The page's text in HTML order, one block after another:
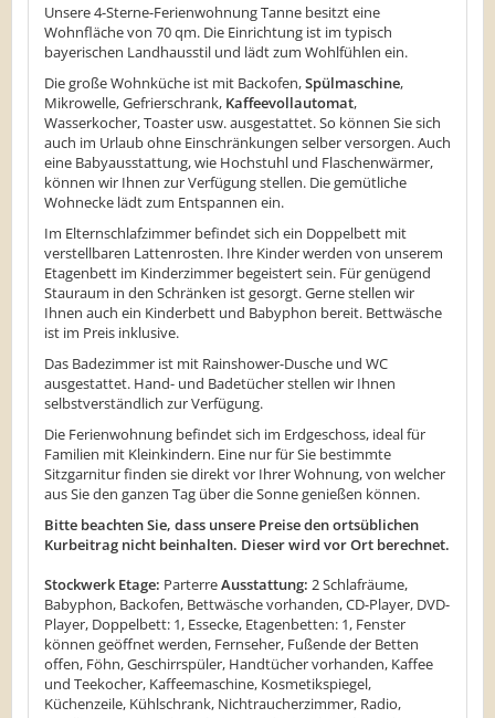
Unsere 4-Sterne-Ferienwohnung Tanne besitzt eine
Wohnfläche von 70 qm. Die Einrichtung ist im typisch
bayerischen Landhausstil und lädt zum Wohlfühlen ein.
Die große Wohnküche ist mit Backofen,Spülmaschine,
Mikrowelle, Gefrierschrank, Kaffeevollautomat,
Wasserkocher, Toaster usw. ausgestattet. So können Sie sich
auch im Urlaub ohne Einschränkungen selber versorgen. Auch
eine Babyausstattung, wie Hochstuhl und Flaschenwärmer,
können wir Ihnen zur Verfügung stellen. Die gemütliche
Wohnecke lädt zum Entspannen ein.
Im Elternschlafzimmer befindet sich ein Doppelbett mit
verstellbaren Lattenrosten. Ihre Kinder werden von unserem
Etagenbett im Kinderzimmer begeistert sein. Für genügend
Stauraum in den Schränken ist gesorgt. Gerne stellen wir
Ihnen auch ein Kinderbett und Babyphon bereit. Bettwäsche
ist im Preis inklusive.
Das Badezimmer ist mit Rainshower-Dusche und WC
ausgestattet. Hand- und Badetücher stellen wir Ihnen
selbstverständlich zur Verfügung.
Die Ferienwohnung befindet sich im Erdgeschoss, ideal für
Familien mit Kleinkindern. Eine nur für Sie bestimmte
Sitzgarnitur finden sie direkt vor Ihrer Wohnung, von welcher
aus Sie den ganzen Tag über die Sonne genießen können.
Bitte beachten Sie, dass unsere Preise den ortsüblichen
Kurbeitrag nicht beinhalten. Dieser wird vor Ort berechnet.
Stockwerk Etage: ParterreAusstattung: 2 Schlafräume,
Babyphon, Backofen, Bettwäsche vorhanden, CD-Player, DVD-
Player, Doppelbett: 1, Essecke, Etagenbetten: 1, Fenster
können geöffnet werden, Fernseher, Fußende der Betten
offen, Föhn, Geschirrspüler, Handtücher vorhanden, Kaffee
und Teekocher, Kaffeemaschine, Kosmetikspiegel,
Küchenzeile, Kühlschrank, Nichtraucherzimmer, Radio,